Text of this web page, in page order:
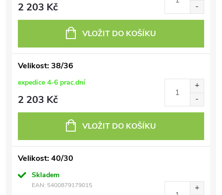
2 203 Kč
VLOŽIT DO KOŠÍKU
Velikost: 38/36
expedice 4-6 prac.dní
2 203 Kč
VLOŽIT DO KOŠÍKU
Velikost: 40/30
Skladem
EAN: 5400879179015